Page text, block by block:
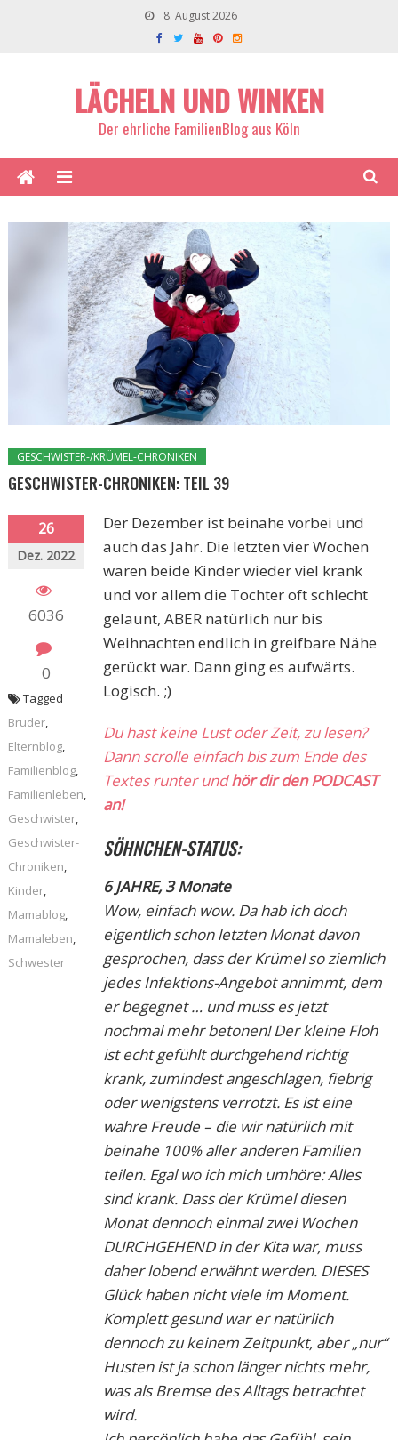
8. August 2026
LÄCHELN UND WINKEN
Der ehrliche FamilienBlog aus Köln
GESCHWISTER-/KRÜMEL-CHRONIKEN
GESCHWISTER-CHRONIKEN: TEIL 39
26
Dez. 2022
6036
0
Der Dezember ist beinahe vorbei und
auch das Jahr. Die letzten vier Wochen
waren beide Kinder wieder viel krank
und vor allem die Tochter oft schlecht
gelaunt, ABER natürlich nur bis
Weihnachten endlich in greifbare Nähe
gerückt war. Dann ging es aufwärts.
Logisch. ;)
Du hast keine Lust oder Zeit, zu lesen?
Dann scrolle einfach bis zum Ende des
Textes runter undhör dir den PODCAST
an!
SÖHNCHEN-STATUS:
6 JAHRE, 3 Monate
Wow, einfach wow. Da hab ich doch
eigentlich schon letzten Monat davon
gesprochen, dass der Krümel so ziemlich
jedes Infektions-Angebot annimmt, dem
er begegnet … und muss es jetzt
nochmal mehr betonen! Der kleine Floh
ist echt gefühlt durchgehend richtig
krank, zumindest angeschlagen, fiebrig
oder wenigstens verrotzt. Es ist eine
wahre Freude – die wir natürlich mit
beinahe 100% aller anderen Familien
teilen. Egal wo ich mich umhöre: Alles
sind krank. Dass der Krümel diesen
Monat dennoch einmal zwei Wochen
DURCHGEHEND in der Kita war, muss
daher lobend erwähnt werden. DIESES
Glück haben nicht viele im Moment.
Komplett gesund war er natürlich
dennoch zu keinem Zeitpunkt, aber „nur“
Husten ist ja schon länger nichts mehr,
was als Bremse des Alltags betrachtet
wird.
Tagged
Bruder,
Elternblog,
Familienblog,
Familienleben,
Geschwister,
Geschwister-
Chroniken,
Kinder,
Mamablog,
Mamaleben,
Schwester